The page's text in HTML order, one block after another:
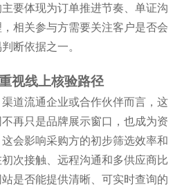
要体现为订单推进节奏、单证沟
相关参与方需要关注客户是否会
断依据之一。
视线上核验路径
道流通企业或合作伙伴而言，这
再只是品牌展示窗口，也成为资
会影响采购方的初步筛选效率和
次接触、远程沟通和多供应商比
是否能提供清晰、可实时查询的